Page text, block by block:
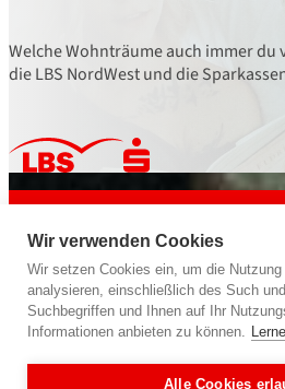
Welche Wohnträume auch immer
die LBS NordWest und die
Wir geben deiner Zukunft ein
Wir verwenden Cookies
Wir setzen Cookies ein, um die
analysieren, einschließlich des Such
Suchbegriffen und Ihnen auf Ihr
Informationen anbieten zu können.
Alle Cookies